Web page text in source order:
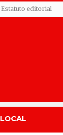
Estatuto editorial
LOCAL